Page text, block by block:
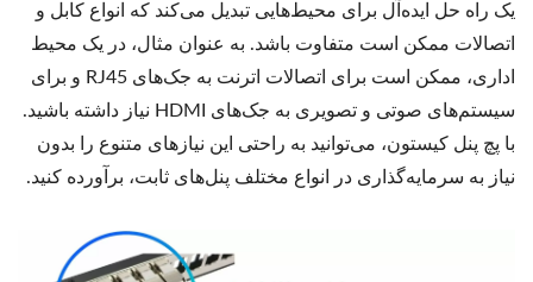
یک راه حل ایده‌آل برای محیط‌هایی تبدیل می‌کند که انواع کابل و
اتصالات ممکن است متفاوت باشد. به عنوان مثال، در یک محیط
اداری، ممکن است برای اتصالات اترنت به جک‌های RJ45 و برای
سیستم‌های صوتی و تصویری به جک‌های HDMI نیاز داشته باشید.
با پچ پنل کیستون، می‌توانید به راحتی این نیازهای متنوع را بدون
نیاز به سرمایه‌گذاری در انواع مختلف پنل‌های ثابت، برآورده کنید.